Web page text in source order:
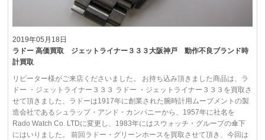
2019年05月18日
ラドー 高価買取 ジェットライナー３３３大阪神戸 動作不良ブランド時
計買取
リピーター様がご来店くださいました。 お持ち込み頂きました商品は、ラ
ドー ・ジェットライナー３３３ ラドー ・ジェットライナー３３３を買取さ
せて頂きました、ラドーは1917年に創業された腕時計用ムーブメントの製
造会社であるシュラップ・アンド・カンパニーから、1957年に社名を
Rado Watch Co. LTDに変更し、1983年にはスウォッチ・グループの傘下
にはいりました。 前回ラドー・グリーンホースを買取させて頂き、今回は